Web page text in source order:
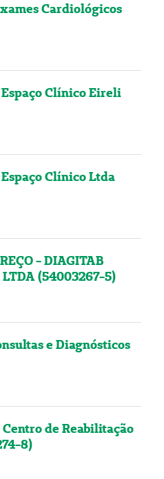
Cardiológicos
Clínico Eireli
Clínico Ltda
- DIAGITAB
LTDA (54003267-5)
e Diagnósticos
de Reabilitação
8)